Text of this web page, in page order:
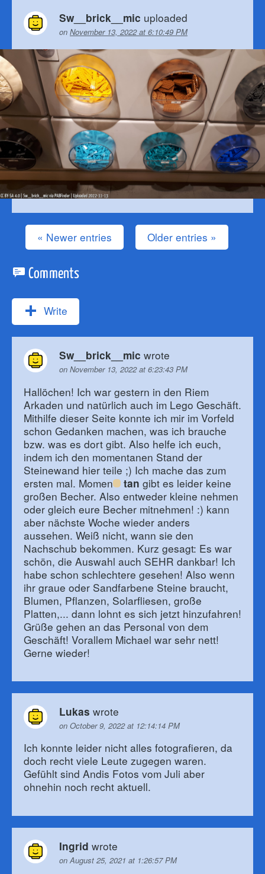
Sw__brick__mic uploaded
on November 13, 2022 at 6:10:49 PM
« Newer entries Older entries »
Comments
Write
Sw__brick__mic wrote
on November 13, 2022 at 6:23:43 PM
Hallöchen! Ich war gestern in den Riem
Arkaden und natürlich auch im Lego Geschäft.
Mithilfe dieser Seite konnte ich mir im Vorfeld
schon Gedanken machen, was ich brauche
bzw. was es dort gibt. Also helfe ich euch,
indem ich den momentanen Stand der
Steinewand hier teile ;) Ich mache das zum
ersten mal. Momen
tan gibt es leider keine
großen Becher. Also entweder kleine nehmen
oder gleich eure Becher mitnehmen! :) kann
aber nächste Woche wieder anders
aussehen. Weiß nicht, wann sie den
Nachschub bekommen. Kurz gesagt: Es war
schön, die Auswahl auch SEHR dankbar! Ich
habe schon schlechtere gesehen! Also wenn
ihr graue oder Sandfarbene Steine braucht,
Blumen, Pflanzen, Solarfliesen, große
Platten,... dann lohnt es sich jetzt hinzufahren!
Grüße gehen an das Personal von dem
Geschäft! Vorallem Michael war sehr nett!
Gerne wieder!
Lukas wrote
on October 9, 2022 at 12:14:14 PM
Ich konnte leider nicht alles fotografieren, da
doch recht viele Leute zugegen waren.
Gefühlt sind Andis Fotos vom Juli aber
ohnehin noch recht aktuell.
Ingrid wrote
on August 25, 2021 at 1:26:57 PM